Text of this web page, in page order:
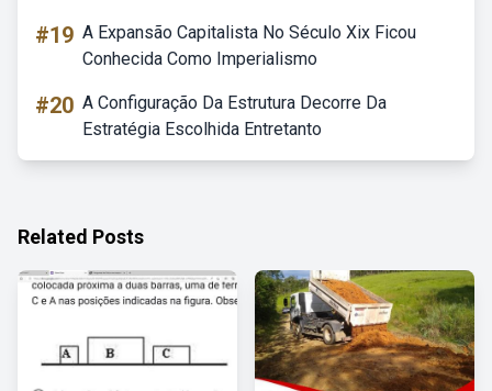
#19 A Expansão Capitalista No Século Xix Ficou
Conhecida Como Imperialismo
#20 A Configuração Da Estrutura Decorre Da
Estratégia Escolhida Entretanto
Related Posts